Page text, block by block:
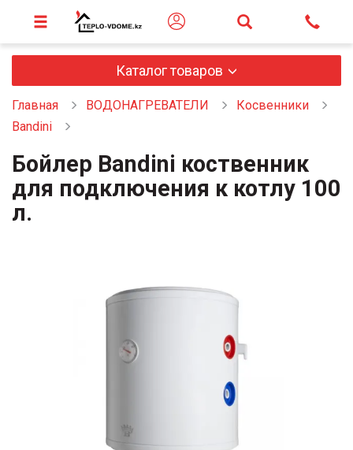
Каталог товаров
Главная ВОДОНАГРЕВАТЕЛИ
Косвенники
Bandini
Бойлер Bandini коственник
для подключения к котлу 100
л.